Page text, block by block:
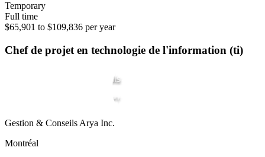
Temporary
Full time
$65,901 to $109,836 per year
Chef de projet en technologie de l'information (ti)
Gestion & Conseils Arya Inc.
Montréal